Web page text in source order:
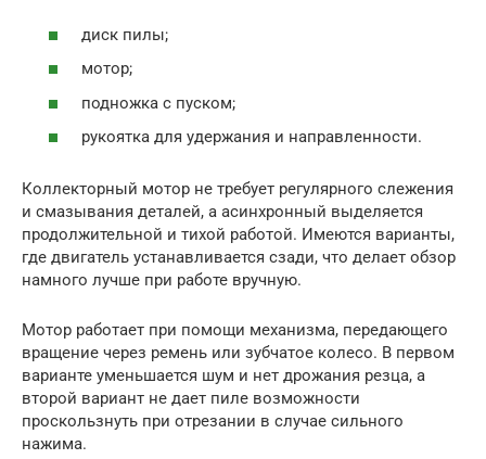
диск пилы;
мотор;
подножка с пуском;
рукоятка для удержания и направленности.
Коллекторный мотор не требует регулярного слежения
и смазывания деталей, а асинхронный выделяется
продолжительной и тихой работой. Имеются варианты,
где двигатель устанавливается сзади, что делает обзор
намного лучше при работе вручную.
Мотор работает при помощи механизма, передающего
вращение через ремень или зубчатое колесо. В первом
варианте уменьшается шум и нет дрожания резца, а
второй вариант не дает пиле возможности
проскользнуть при отрезании в случае сильного
нажима.